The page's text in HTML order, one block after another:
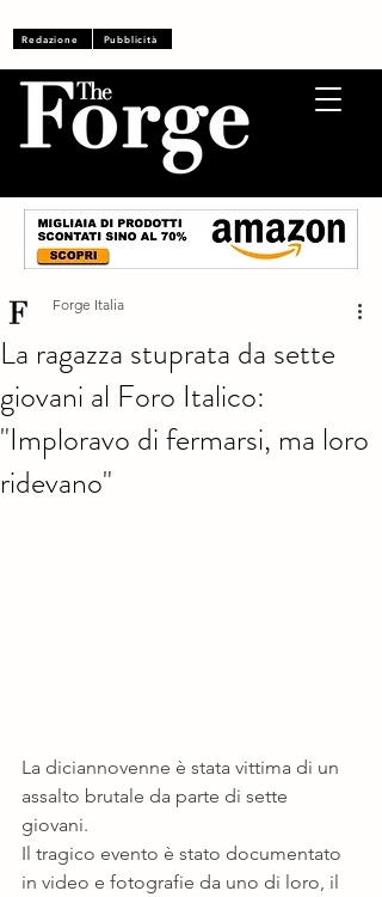
Redazione Pubblicità
La ragazza stuprata da sette
giovani al Foro Italico:
"Imploravo di fermarsi, ma loro
ridevano"
Forge Italia
La diciannovenne è stata vittima di un
assalto brutale da parte di sette
giovani.
Il tragico evento è stato documentato
in video e fotografie da uno di loro, il